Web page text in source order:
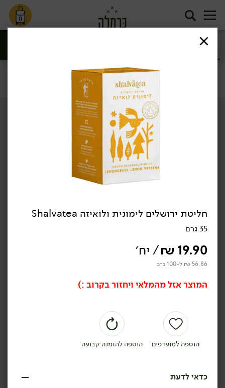
0
חליטות תה
חליטות תה ומאצ'ה
חליטת תה אנגלי שחור -
'יזרעאל'
50 גרם
חליטת ירושלים לימונית ולואיזה Shalvatea
35 גרם
19.90
₪/ יח׳
56.86 ₪ ל-100 גרם
המוצר אזל מהמלאי ויחזור בקרוב :)
הוספה למועדפים הוספה להזמנה קבועה
כדאי לדעת